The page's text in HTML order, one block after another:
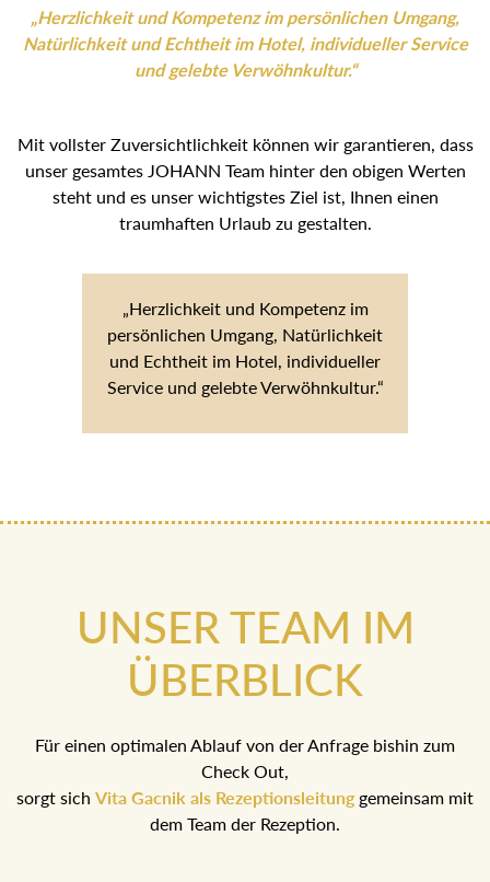
„Herzlichkeit und Kompetenz im persönlichen Umgang,
Natürlichkeit und Echtheit im Hotel, individueller Service
und gelebte Verwöhnkultur.“
Mit vollster Zuversichtlichkeit können wir garantieren, dass
unser gesamtes JOHANN Team hinter den obigen Werten
steht und es unser wichtigstes Ziel ist, Ihnen einen
traumhaften Urlaub zu gestalten.
„Herzlichkeit und Kompetenz im
persönlichen Umgang, Natürlichkeit
und Echtheit im Hotel, individueller
Service und gelebte Verwöhnkultur.“
UNSER TEAM IM
ÜBERBLICK
Für einen optimalen Ablauf von der Anfrage bishin zum
Check Out,
sorgt sich Vita Gacnik als Rezeptionsleitunggemeinsam mit
dem Team der Rezeption.